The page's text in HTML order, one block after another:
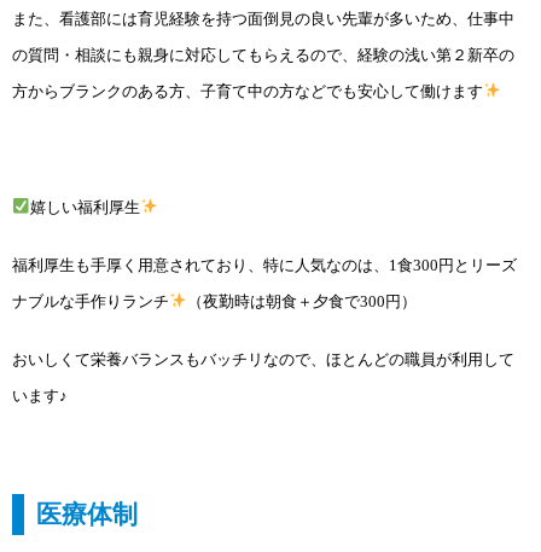
また、看護部には育児経験を持つ面倒見の良い先輩が多いため、仕事中
の質問・相談にも親身に対応してもらえるので、経験の浅い第２新卒の
方からブランクのある方、子育て中の方などでも安心して働けます
嬉しい福利厚生
福利厚生も手厚く用意されており、特に人気なのは、1食300円とリーズ
ナブルな手作りランチ
（夜勤時は朝食＋夕食で300円）
おいしくて栄養バランスもバッチリなので、ほとんどの職員が利用して
います♪
医療体制